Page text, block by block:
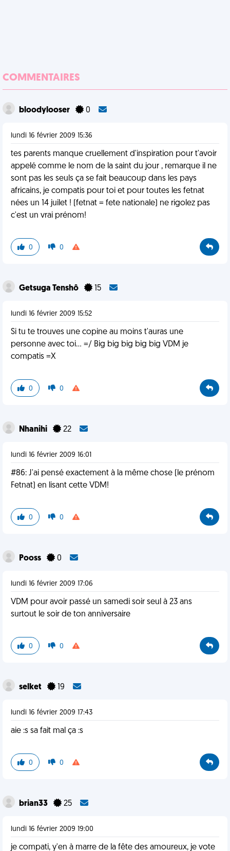
COMMENTAIRES
bloodylooser 0
lundi 16 février 2009 15:36
tes parents manque cruellement d'inspiration pour t'avoir
appelé comme le nom de la saint du jour , remarque il ne
sont pas les seuls ça se fait beaucoup dans les pays
africains, je compatis pour toi et pour toutes les fetnat
nées un 14 juilet ! (fetnat = fete nationale) ne rigolez pas
c'est un vrai prénom!
0 0
Getsuga Tenshô 15
lundi 16 février 2009 15:52
Si tu te trouves une copine au moins t'auras une
personne avec toi... =/ Big big big big big VDM je
compatis =X
0 0
Nhanihi 22
lundi 16 février 2009 16:01
#86: J'ai pensé exactement à la même chose (le prénom
Fetnat) en lisant cette VDM!
0 0
Pooss 0
lundi 16 février 2009 17:06
VDM pour avoir passé un samedi soir seul à 23 ans
surtout le soir de ton anniversaire
0 0
selket 19
lundi 16 février 2009 17:43
aie :s sa fait mal ça :s
0 0
brian33 25
lundi 16 février 2009 19:00
je compati, y'en à marre de la fête des amoureux, je vote